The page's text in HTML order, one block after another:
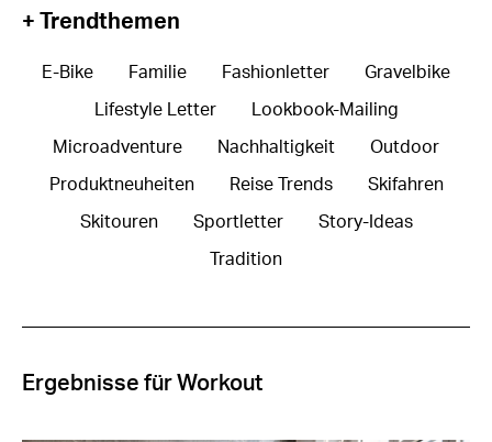
+ Trendthemen
E-Bike Familie Fashionletter Gravelbike
Lifestyle Letter Lookbook-Mailing
Microadventure Nachhaltigkeit Outdoor
Produktneuheiten Reise Trends Skifahren
Skitouren Sportletter Story-Ideas
Tradition
Ergebnisse für Workout